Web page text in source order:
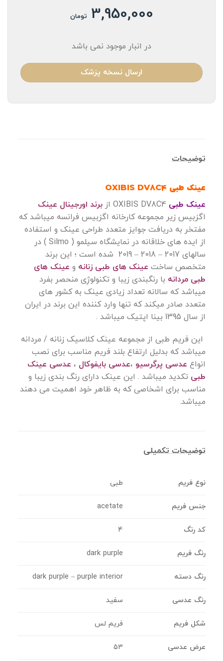
3,950,000 تومان
در انبار موجود نمی باشد
ارسال نسخه پزشک
توضیحات
عینک طبی OXIBIS DV8C4
عینک طبی
برند اورجینال عینک
اگزبیس زیر مجموعه کارخانه اگزبیس فرانسه میباشد که
مفتخر به دریافت جوایز متعدد طراحی عینک و استفاده
از ایده های خلاقانه در نمایشگاه سیلمو ( Silmo ) در
سالهای 2017 – 2018 – 2019 شده است ؛ این برند
متخصص ساخت عینک های طبی زنانه و عینک های
طبی مردانه با رنگبندی زیبا و تکنولوژِی منحصر بفرد
میباشد که سالانه تعداد زیادی عینک به کشور های
متعدد صادر میکند که تنها وارد کننده این برند در ایران
از سال 1395 بینا اپتیک میباشد .
این فریم طبی از مجموعه عینک کلاسیک زنانه / مردانه
میباشد که بدلیل ارتفاع بلند فریم مناسب برای نصب
انواع عدسی پرگرسیو ،عدسی بایفوکال ، عدسی عینک
طبی تکدید میباشد . این عینک دارای رنگ بندی زیبا و
مناسب برای اشخاصی که به ظاهر خود اهمیت می دهند
میباشد.
توضیحات تکمیلی
نوع فریم طبی
جنس فریم acetate
کد رنگ 4
رنگ فریم dark purple
رنگ دسته dark purple – purple interior
رنگ عدسی سفید
شکل فریم فریم لس
عرض عدسی 53